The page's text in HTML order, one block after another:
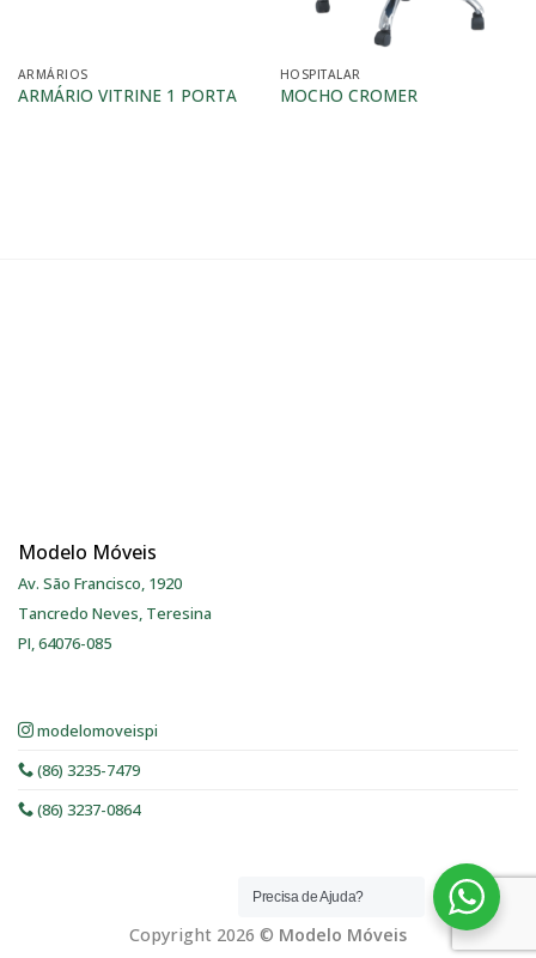
ARMÁRIOS
ARMÁRIO VITRINE 1 PORTA
HOSPITALAR
MOCHO CROMER
Modelo Móveis
Av. São Francisco, 1920
Tancredo Neves, Teresina
PI, 64076-085
modelomoveispi
(86) 3235-7479
(86) 3237-0864
Copyright 2026 © Modelo Móveis
Precisa de Ajuda?